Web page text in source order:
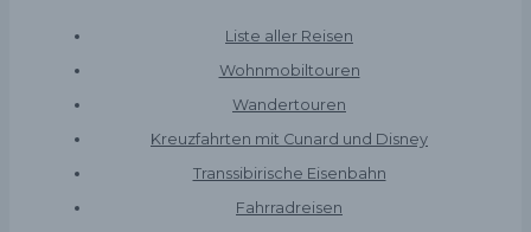
Liste aller Reisen
Wohnmobiltouren
Wandertouren
Kreuzfahrten mit Cunard und Disney
Transsibirische Eisenbahn
Fahrradreisen